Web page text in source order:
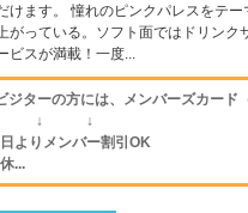
けます。 憧れのピンクパレスをテ
がっている。ソフト面ではドリン
ビスが満載！一度...
ジターの方には、メンバーズカード
↓ ↓
よりメンバー割引OK
休...